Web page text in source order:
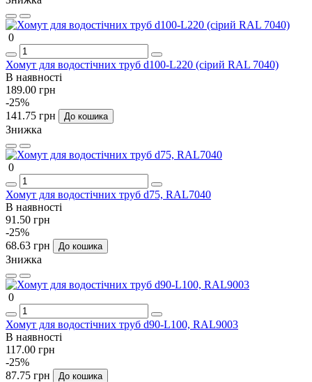
0
Хомут для водостічних труб d100-L220 (сірий RAL 7040)
В наявності
189.00 грн
-25%
141.75 грн
До кошика
Знижка
0
Хомут для водостічних труб d75, RAL7040
В наявності
91.50 грн
-25%
68.63 грн
До кошика
Знижка
0
Хомут для водостічних труб d90-L100, RAL9003
В наявності
117.00 грн
-25%
87.75 грн
До кошика